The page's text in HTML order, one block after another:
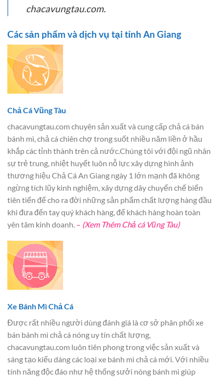
chacavungtau.com.
Các sản phẩm và dịch vụ tại tỉnh An Giang
Chả Cá Vũng Tàu
chacavungtau.com chuyên sản xuất và cung cấp chả cá bán
bánh mì, chả cá chiên chợ trong suốt nhiều năm liền ở hầu
khắp các tỉnh thành trên cả nước.Chúng tôi với đội ngũ nhân
sự trẻ trung, nhiệt huyết luôn nỗ lực xây dựng hình ảnh
thương hiệu Chả Cá An Giang ngày 1 lớn mạnh đã không
ngừng tích lũy kinh nghiệm, xây dựng dây chuyển chế biến
tiên tiến để cho ra đời những sản phẩm chất lượng hàng đầu
khi đưa đến tay quý khách hàng, để khách hàng hoàn toàn
yên tâm kinh doanh. – (Xem Thêm Chả cá Vũng Tàu)
Xe Bánh Mì Chả Cá
Được rất nhiều người dùng đánh giá là cơ sở phân phối xe
bán bánh mì chả cá nóng uy tín chất lượng,
chacavungtau.com luôn tiên phong trong việc sản xuất và
sáng tạo kiểu dáng các loại xe bánh mì chả cá mới. Với nhiều
tính năng độc đáo như hệ thống sưởi nóng bánh mì giúp